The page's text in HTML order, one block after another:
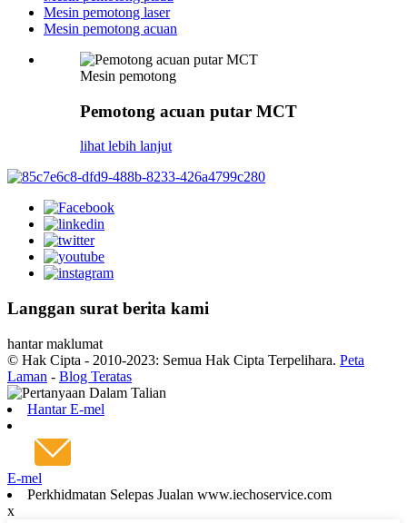
Mesin pemotong laser
Mesin pemotong acuan
Mesin pemotong
Pemotong acuan putar MCT
lihat lebih lanjut
Langgan surat berita kami
hantar maklumat
© Hak Cipta - 2010-2023: Semua Hak Cipta Terpelihara. Peta
Laman - Blog Teratas
Hantar E-mel
E-mel
Perkhidmatan Selepas Jualan www.iechoservice.com
x